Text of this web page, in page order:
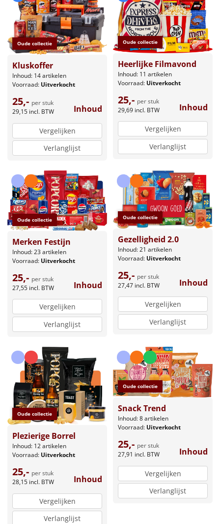
Oude collectie
Kluskoffer
Inhoud: 14 artikelen
Voorraad: Uitverkocht
25,- per stuk
29,15 incl. BTW Inhoud
Vergelijken
Verlanglijst
Oude collectie
Heerlijke Filmavond
Inhoud: 11 artikelen
Voorraad: Uitverkocht
25,- per stuk
29,69 incl. BTW Inhoud
Vergelijken
Verlanglijst
Oude collectie
Merken Festijn
Inhoud: 23 artikelen
Voorraad: Uitverkocht
25,- per stuk
27,55 incl. BTW Inhoud
Vergelijken
Verlanglijst
Oude collectie
Gezelligheid 2.0
Inhoud: 21 artikelen
Voorraad: Uitverkocht
25,- per stuk
27,47 incl. BTW Inhoud
Vergelijken
Verlanglijst
Oude collectie
Plezierige Borrel
Inhoud: 12 artikelen
Voorraad: Uitverkocht
25,- per stuk
28,15 incl. BTW Inhoud
Vergelijken
Verlanglijst
Oude collectie
Snack Trend
Inhoud: 8 artikelen
Voorraad: Uitverkocht
25,- per stuk
27,91 incl. BTW Inhoud
Vergelijken
Verlanglijst